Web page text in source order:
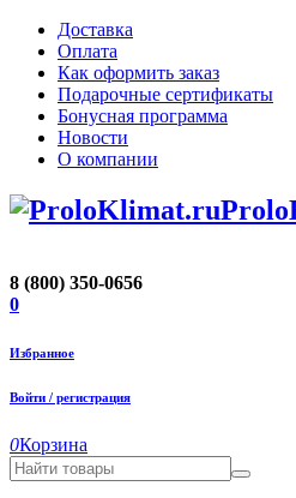
Доставка
Оплата
Как оформить заказ
Подарочные сертификаты
Бонусная программа
Новости
О компании
8 (800) 350-0656
0
Избранное
Войти / регистрация
0Корзина